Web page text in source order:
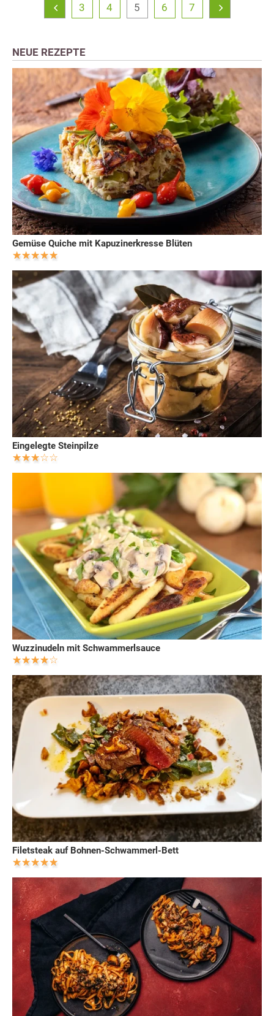
3 4 5 6 7
NEUE REZEPTE
Gemüse Quiche mit Kapuzinerkresse Blüten
Eingelegte Steinpilze
Wuzzinudeln mit Schwammerlsauce
Filetsteak auf Bohnen-Schwammerl-Bett